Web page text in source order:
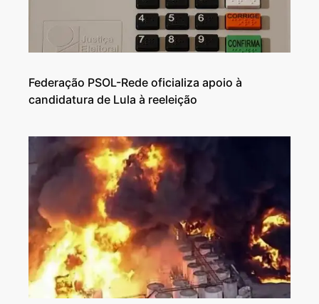
Federação PSOL-Rede oficializa apoio à
candidatura de Lula à reeleição